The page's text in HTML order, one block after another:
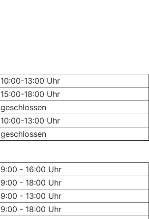
10:00-13:00 Uhr
15:00-18:00 Uhr
geschlossen
10:00-13:00 Uhr
geschlossen
9:00 - 16:00 Uhr
9:00 - 18:00 Uhr
9:00 - 13:00 Uhr
9:00 - 18:00 Uhr